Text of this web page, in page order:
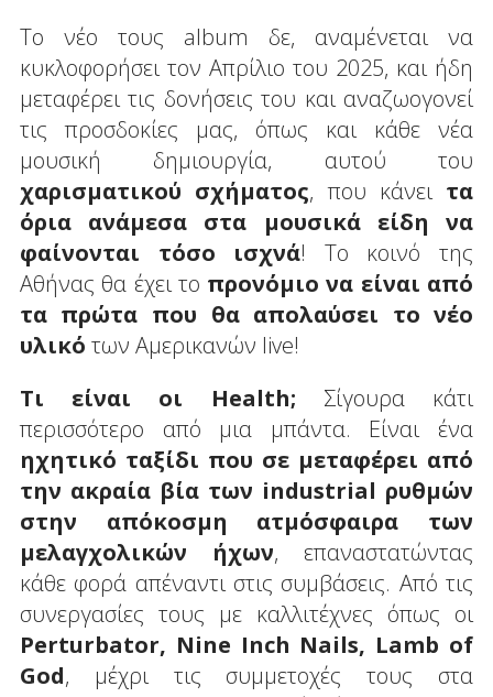
Το νέο τους album δε, αναμένεται να
κυκλοφορήσει τον Απρίλιο του 2025, και ήδη
μεταφέρει τις δονήσεις του και αναζωογονεί
τις προσδοκίες μας, όπως και κάθε νέα
μουσική δημιουργία, αυτού του
χαρισματικού σχήματος, που κάνει τα
όρια ανάμεσα στα μουσικά είδη να
φαίνονται τόσο ισχνά! Το κοινό της
Αθήνας θα έχει το προνόμιο να είναι από
τα πρώτα που θα απολαύσει το νέο
υλικό των Αμερικανών live!
Τι είναι οι Health; Σίγουρα κάτι
περισσότερο από μια μπάντα. Είναι ένα
ηχητικό ταξίδι που σε μεταφέρει από
την ακραία βία των industrial ρυθμών
στην απόκοσμη ατμόσφαιρα των
μελαγχολικών ήχων, επαναστατώντας
κάθε φορά απέναντι στις συμβάσεις. Από τις
συνεργασίες τους με καλλιτέχνες όπως οι
Perturbator, Nine Inch Nails, Lamb of
God, μέχρι τις συμμετοχές τους στα